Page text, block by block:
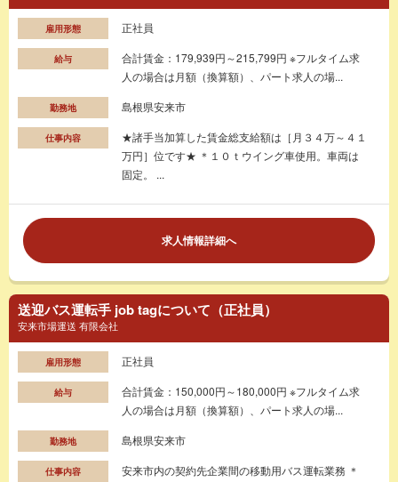
雇用形態 正社員
給与
合計賃金：179,939円～215,799円 ※フルタイム求
人の場合は月額（換算額）、パート求人の場...
勤務地 島根県安来市
仕事内容
★諸手当加算した賃金総支給額は［月３４万～４１
万円］位です★ ＊１０ｔウイング車使用。車両は
固定。 ...
求人情報詳細へ
送迎バス運転手 job tagについて（正社員）
安来市場運送 有限会社
雇用形態 正社員
給与
合計賃金：150,000円～180,000円 ※フルタイム求
人の場合は月額（換算額）、パート求人の場...
勤務地 島根県安来市
仕事内容
安来市内の契約先企業間の移動用バス運転業務 ＊